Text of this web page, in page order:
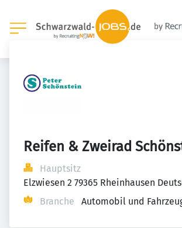
Reifen & Zweirad
Hauptsitz
Elzwiesen 2 79365 Rheinhausen
Branche
Automobil und